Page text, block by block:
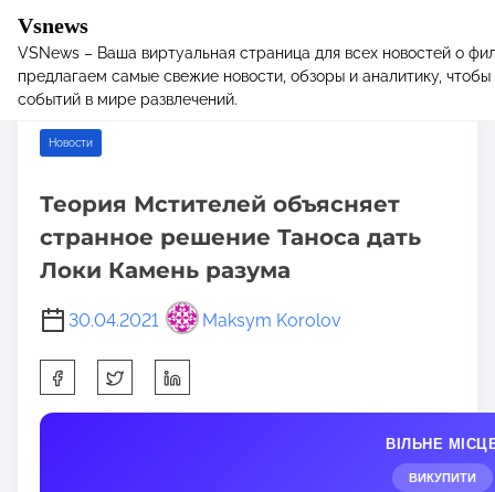
Vsnews
VSNews – Ваша виртуальная страница для всех новостей о
предлагаем самые свежие новости, обзоры и аналитику,
событий в мире развлечений.
Home/Новости / Теория Мстителей объясняет странное
решение Таноса дать Локи Камень разума
Новости
Теория Мстителей объясняет
странное решение Таноса дать
Локи Камень разума
30.04.2021 Maksym Korolov
h
a
ВІЛЬНЕ
ВИКУПИТИ